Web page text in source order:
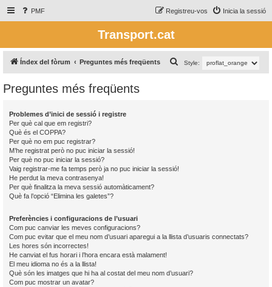
PMF Inicia la sessió
Registreu-vos
Transport.cat
Índex del fòrum Preguntes més freqüents Style:
e
Preguntes més freqüents
Problemes d’inici de sessió i registre
Per què cal que em registri?
Què és el COPPA?
Per què no em puc registrar?
M’he registrat però no puc iniciar la sessió!
Per què no puc iniciar la sessió?
Vaig registrar-me fa temps però ja no puc iniciar la sessió!
He perdut la meva contrasenya!
Per què finalitza la meva sessió automàticament?
Què fa l’opció “Elimina les galetes”?
Preferències i configuracions de l’usuari
Com puc canviar les meves configuracions?
Com puc evitar que el meu nom d’usuari aparegui a la llista d’usuaris connectats?
Les hores són incorrectes!
He canviat el fus horari i l’hora encara està malament!
El meu idioma no és a la llista!
Què són les imatges que hi ha al costat del meu nom d’usuari?
Com puc mostrar un avatar?